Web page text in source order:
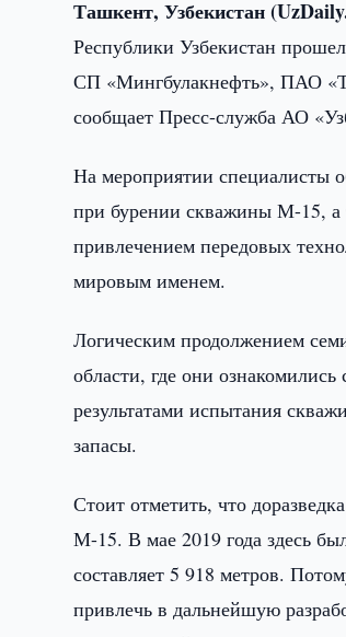
Ташкент, Узбекистан
Республики Узбекистан
СП «Мингбулакнефть», ПАО
сообщает Пресс-служба АО
На мероприятии специалисты
при бурении скважины М-15, а
привлечением передовых
мировым именем.
Логическим продолжением
области, где они
результатами испытания
запасы.
Стоит отметить, что
М-15. В мае 2019 года здесь
составляет 5 918 метров.
привлечь в дальнейшую